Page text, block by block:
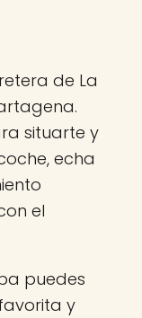
de La
situarte y
echa
el
puedes
y